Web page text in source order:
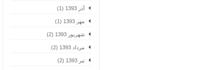
آذر 1393 (1)
مهر 1393 (1)
شهریور 1393 (2)
مرداد 1393 (2)
تیر 1393 (2)